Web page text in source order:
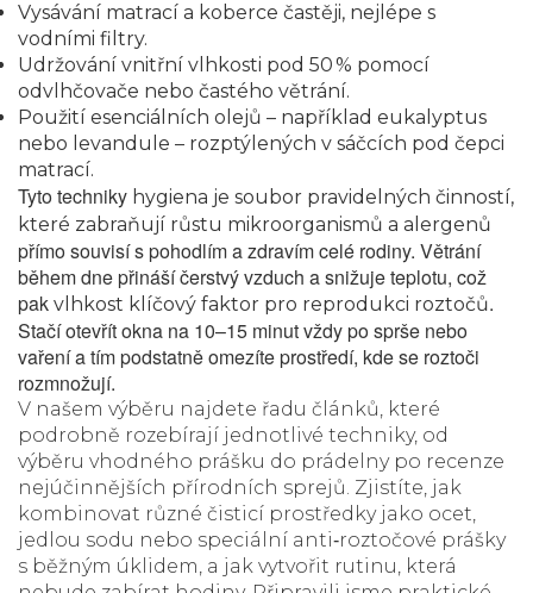
Vysávání matrací a koberce častěji, nejlépe s
vodními filtry.
Udržování vnitřní vlhkosti pod 50 % pomocí
odvlhčovače nebo častého větrání.
Použití esenciálních olejů – například eukalyptus
nebo levandule – rozptýlených v sáčcích pod čepci
matrací.
Tyto techniky hygiena je soubor pravidelných činností,
které zabraňují růstu mikroorganismů a alergenů
přímo souvisí s pohodlím a zdravím celé rodiny. Větrání
během dne přináší čerstvý vzduch a snižuje teplotu, což
pak vlhkost klíčový faktor pro reprodukci roztočů.
Stačí otevřít okna na 10–15 minut vždy po sprše nebo
vaření a tím podstatně omezíte prostředí, kde se roztoči
rozmnožují.
V našem výběru najdete řadu článků, které
podrobně rozebírají jednotlivé techniky, od
výběru vhodného prášku do prádelny po recenze
nejúčinnějších přírodních sprejů. Zjistíte, jak
kombinovat různé čisticí prostředky jako ocet,
jedlou sodu nebo speciální anti‑roztočové prášky
s běžným úklidem, a jak vytvořit rutinu, která